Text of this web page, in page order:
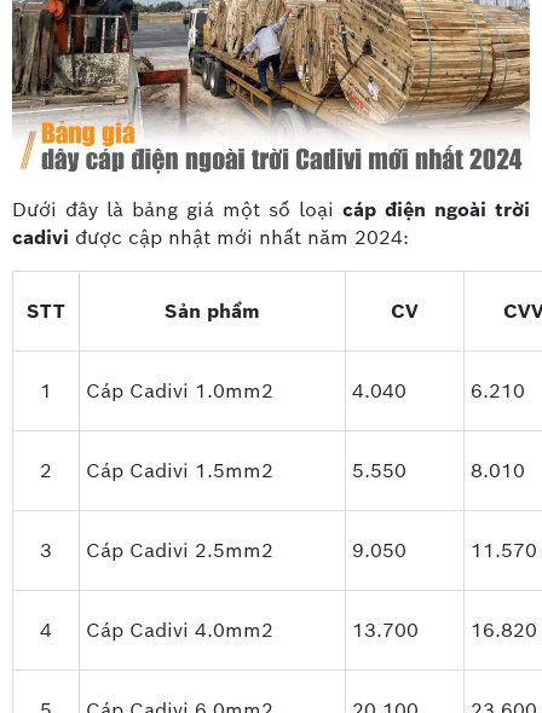
Dưới đây là bảng giá một số loại cáp điện ngoài trời
cadivi được cập nhật mới nhất năm 2024:
STT Sản phẩm CV
1 Cáp Cadivi 1.0mm2 4.040 6.210
2 Cáp Cadivi 1.5mm2 5.550 8.010
3 Cáp Cadivi 2.5mm2 9.050 11.570
4 Cáp Cadivi 4.0mm2 13.700 16.820